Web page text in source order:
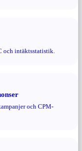
och intäktsstatistik.
och CPM-